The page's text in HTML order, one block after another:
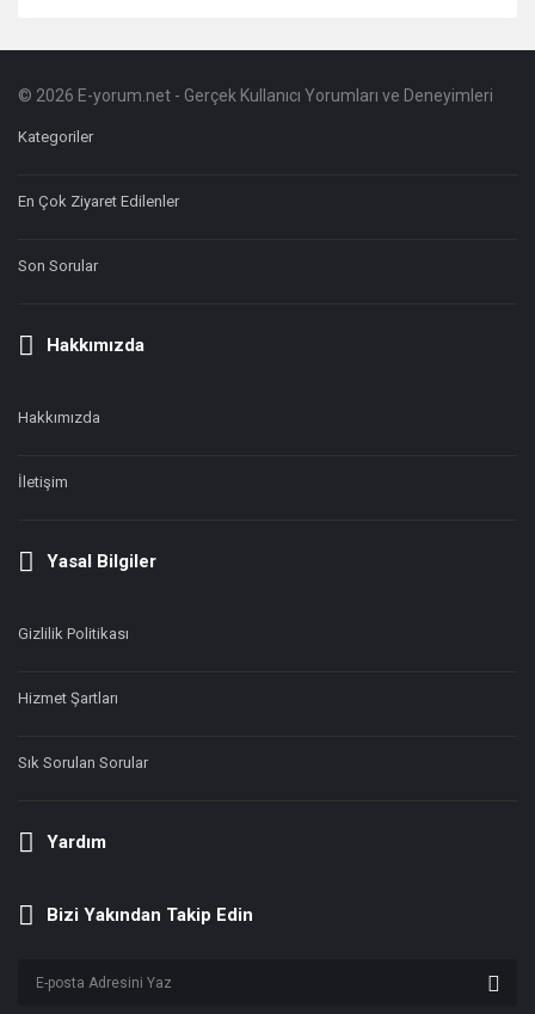
Footer
Hakkında
© 2026 E-yorum.net - Gerçek Kullanıcı Yorumları ve Deneyimleri
Kategoriler
En Çok Ziyaret Edilenler
Son Sorular
Hakkımızda
Hakkımızda
İletişim
Yasal Bilgiler
Gizlilik Politikası
Hizmet Şartları
Sık Sorulan Sorular
Yardım
Bizi Yakından Takip Edin